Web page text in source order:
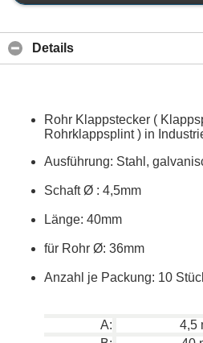
Details
Rohr Klappstecker (
Rohrklappsplint ) in
Ausführung: Stahl,
SchaftØ : 4,5mm
Länge: 40mm
für Rohr Ø: 36mm
Anzahl je Packung: 10
A:
4,5